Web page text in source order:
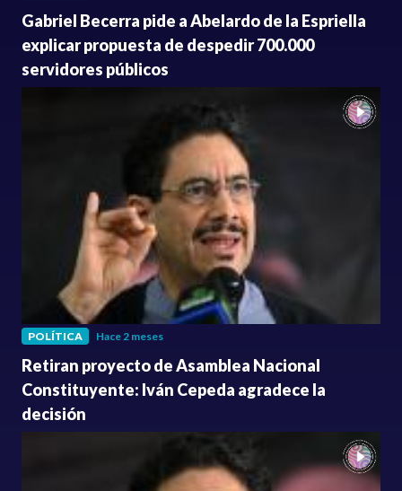
Gabriel Becerra pide a Abelardo de la Espriella
explicar propuesta de despedir 700.000
servidores públicos
POLÍTICA Hace 2 meses
Retiran proyecto de Asamblea Nacional
Constituyente: Iván Cepeda agradece la
decisión